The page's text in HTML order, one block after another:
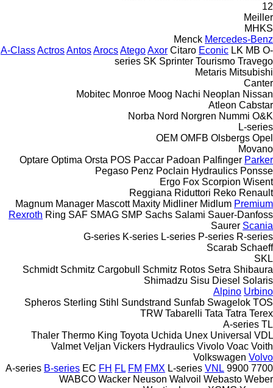
12
Meiller
MHKS
Menck Mercedes-Benz
A-ClassActrosAntosArocsAtegoAxor Citaro Econic LK MB O-
series SK Sprinter Tourismo Travego
Metaris Mitsubishi
Canter
Mobitec Monroe Moog Nachi Neoplan Nissan
Atleon Cabstar
Norba Nord Norgren Nummi O&K
L-series
OEM OMFB Olsbergs Opel
Movano
Optare Optima Orsta POS Paccar Padoan Palfinger Parker
Pegaso Penz Poclain Hydraulics Ponsse
Ergo Fox Scorpion Wisent
Reggiana Riduttori Reko Renault
Magnum Manager Mascott Maxity Midliner Midlum Premium
Rexroth Ring SAF SMAG SMP Sachs Salami Sauer-Danfoss
Saurer Scania
G-series K-series L-series P-series R-series
Scarab Schaeff
SKL
Schmidt Schmitz Cargobull Schmitz Rotos Setra Shibaura
Shimadzu Sisu Diesel Solaris
Alpino Urbino
Spheros Sterling Stihl Sundstrand Sunfab Swagelok TOS
TRW Tabarelli Tata Tatra Terex
A-series TL
Thaler Thermo King Toyota Uchida Unex Universal VDL
Valmet Veljan Vickers Hydraulics Vivolo Voac Voith
Volkswagen Volvo
7700
9900
A-series B-series EC FH FL FM FMX L-series VNL
WABCO Wacker Neuson Walvoil Webasto Weber